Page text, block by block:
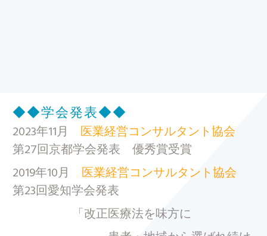
http://www.canstockphoto.com in
accordance with the End User License
Agreement
(http://www.canstockphoto.com/legal.php)
(c) Can Stock Photo Inc. / dolgachov
◆◆学会発表◆◆
2023年11月 医業経営コンサルタント協会
第27回京都学会発表 優秀賞受賞
2019年10月 医業経営コンサルタント協会
第23回愛知学会発表
「改正医療法を味方に